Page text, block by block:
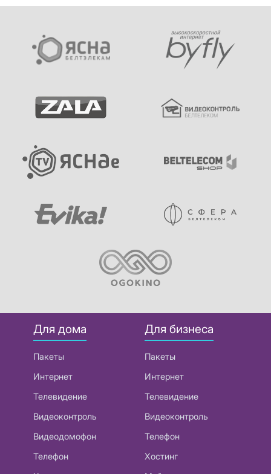
Для дома
Пакеты
Интернет
Телевидение
Видеоконтроль
Видеодомофон
Телефон
Для бизнеса
Пакеты
Интернет
Телевидение
Видеоконтроль
Телефон
Хостинг